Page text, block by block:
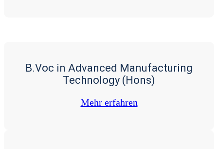
B.Voc in Advanced Manufacturing
Technology (Hons)
Mehr erfah­ren